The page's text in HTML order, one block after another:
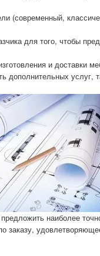
(современный,
для того, чтобы
и доставки
дополнительных услуг,
наиболее
заказу,